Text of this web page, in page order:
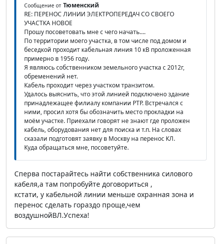
Сообщение от Тюменский
RE: ПЕРЕНОС ЛИНИИ ЭЛЕКТРОПЕРЕДАЧ СО СВОЕГО
УЧАСТКА НОВОЕ
Прошу посоветовать мне с чего начать....
По территории моего участка, в том числе под домом и
беседкой проходит кабельная линия 10 кВ проложенная
примерно в 1956 году.
Я являюсь собственником земельного участка с 2012г,
обременений нет.
Кабель проходит через участком транзитом.
Удалось выяснить, что этой линией подключено здание
принадлежащее филиалу компании РТР. Встречался с
ними, просил хотя бы обозначить место прокладки на
моём участке. Приехали говорят не знают где проложен
кабель, оборудования нет для поиска и т.п. На словах
сказали подготовят заявку в Москву на перенос КЛ.
Куда обращаться мне, посоветуйте.
Сперва постарайтесь найти собственника силового
кабеля,а там попробуйте договориться ,
кстати, у кабельной линии меньше охранная зона и
перенос сделать гораздо проще,чем
воздушнойВЛ.Успеха!